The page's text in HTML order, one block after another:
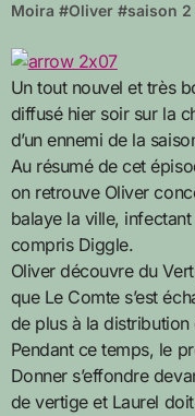
Moira #Oliver #saison 2
Un tout nouvel et très
diffusé hier soir sur la
d’un ennemi de la
Au résumé de cet
on retrouve Oliver
balaye la ville,
compris Diggle.
Oliver découvre du
que Le Comte s’est
de plus à la
Pendant ce temps, le
Donner s’effondre
de vertige et Laurel